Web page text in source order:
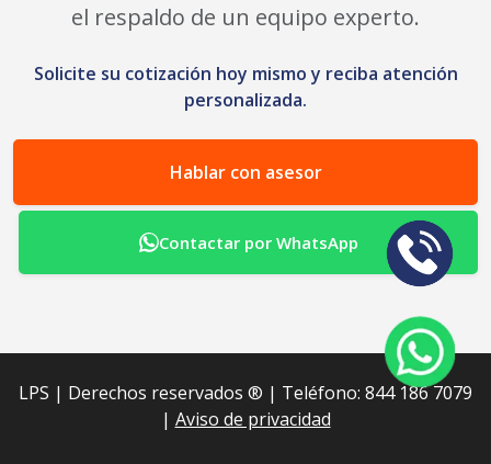
el respaldo de un equipo experto.
Solicite su cotización hoy mismo y reciba atención
personalizada.
Hablar con asesor
Contactar por WhatsApp
LPS | Derechos reservados ®︎ | Teléfono: 844 186 7079
| Aviso de privacidad